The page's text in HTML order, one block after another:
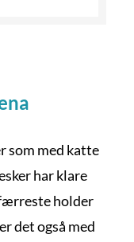
som med katte
har klare
holder
det også med